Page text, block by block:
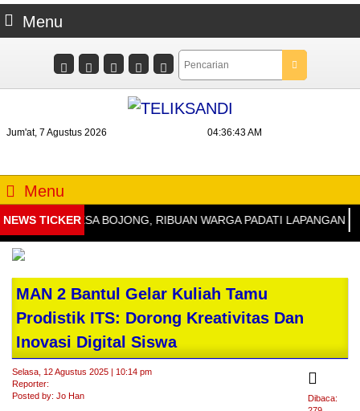
Menu
Jum'at, 7 Agustus 2026 04:36:43 AM
Menu
NEWS TICKER
RI DI DESA BOJONG, RIBUAN WARGA PADATI LAPANGAN
MAN 2 Bantul Gelar Kuliah Tamu
Prodistik ITS: Dorong Kreativitas Dan
Inovasi Digital Siswa
Selasa, 12 Agustus 2025 | 10:14 pm
Reporter:
Posted by: Jo Han
Dibaca: